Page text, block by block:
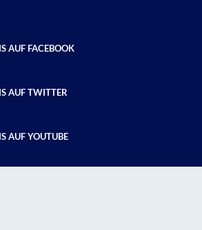
AUF FACEBOOK
AUF TWITTER
AUF YOUTUBE